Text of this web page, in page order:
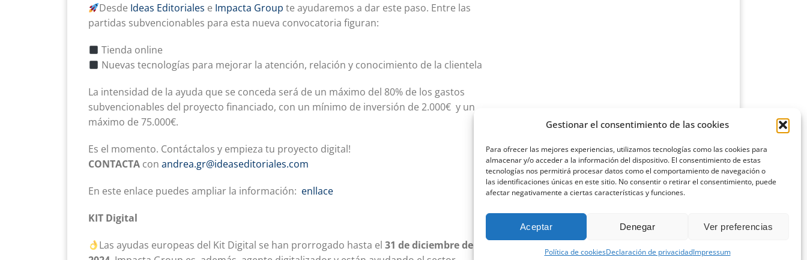
Gestionar el consentimiento de las cookies
Para ofrecer las mejores experiencias, utilizamos tecnologías como las cookies para
almacenar y/o acceder a la información del dispositivo. El consentimiento de estas
tecnologías nos permitirá procesar datos como el comportamiento de navegación o
las identificaciones únicas en este sitio. No consentir o retirar el consentimiento, puede
afectar negativamente a ciertas características y funciones.
Aceptar Denegar Ver preferencias
Política de cookiesDeclaración de privacidadImpressum
Desde Ideas Editoriales e Impacta Group te ayudaremos a dar este paso. Entre las
partidas subvencionables para esta nueva convocatoria figuran:
Tienda online
Nuevas tecnologías para mejorar la atención, relación y conocimiento de la clientela
La intensidad de la ayuda que se conceda será de un máximo del 80% de los gastos
subvencionables del proyecto financiado, con un mínimo de inversión de 2.000€ y un
máximo de 75.000€.
Es el momento. Contáctalos y empieza tu proyecto digital!
CONTACTA con andrea.gr@ideaseditoriales.com
En este enlace puedes ampliar la información: enllace
KIT Digital
Las ayudas europeas del Kit Digital se han prorrogado hasta el31 de diciembre de